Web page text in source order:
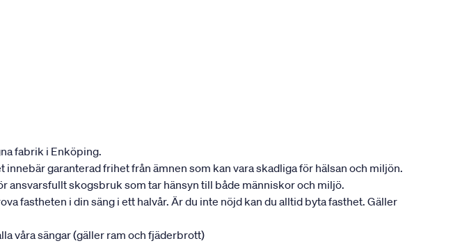
fabrik i Enköping.
garanterad frihet från ämnen som kan vara skadliga för hälsan och miljön.
ansvarsfullt skogsbruk som tar hänsyn till både människor och miljö.
fastheten i din säng i ett halvår. Är du inte nöjd kan du alltid byta fasthet. Gäller
våra sängar (gäller ram och fjäderbrott)